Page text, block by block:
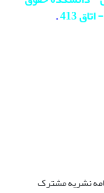
.
نشریه مشترک